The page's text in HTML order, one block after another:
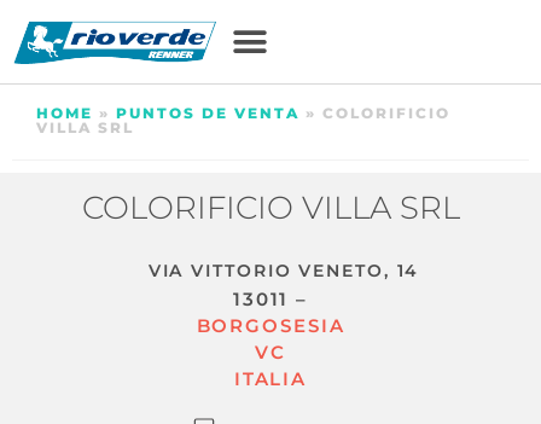
HOME » PUNTOS DE VENTA » COLORIFICIO
VILLA SRL
COLORIFICIO VILLA SRL
VIA VITTORIO VENETO, 14
13011 –
BORGOSESIA
VC
ITALIA